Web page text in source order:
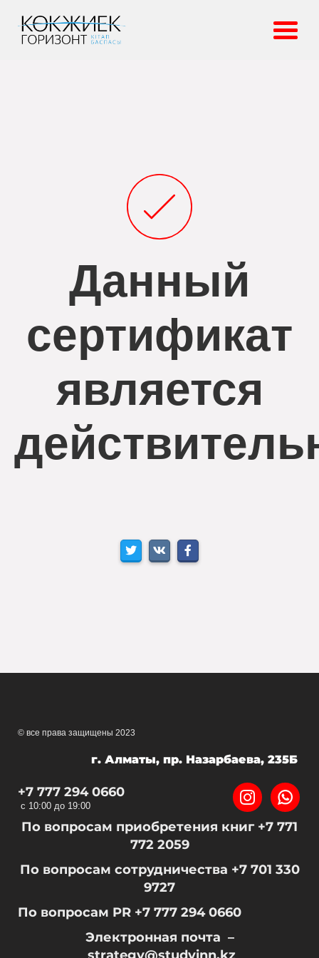
Данный
сертификат
является
© все права защищены 2023
г. Алматы, пр. Назарбаева, 235Б
+7 777 294 0660
с 10:00 до 19:00
По вопросам приобретения книг +7 771
772 2059
По вопросам сотрудничества +7 701 330
9727
По вопросам PR +7 777 294 0660
Электронная почта –